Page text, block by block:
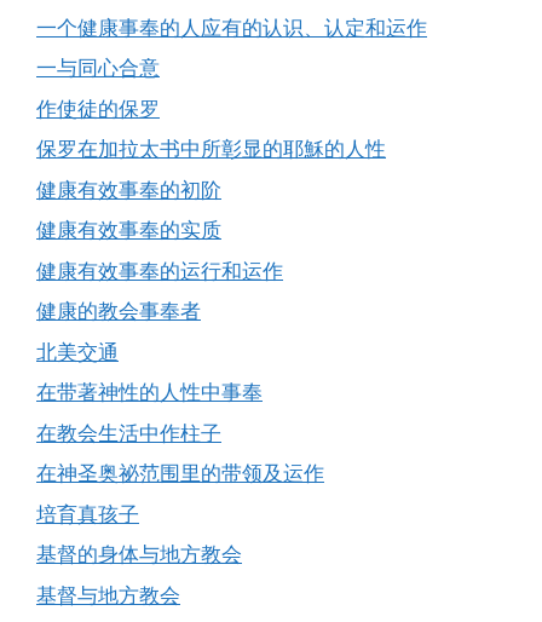
一个健康事奉的人应有的认识、认定和运作
一与同心合意
作使徒的保罗
保罗在加拉太书中所彰显的耶穌的人性
健康有效事奉的初阶
健康有效事奉的实质
健康有效事奉的运行和运作
健康的教会事奉者
北美交通
在带著神性的人性中事奉
在教会生活中作柱子
在神圣奥祕范围里的带领及运作
培育真孩子
基督的身体与地方教会
基督与地方教会